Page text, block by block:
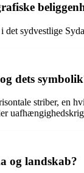
det sydvestlige
dets
striber, en
og landskab?